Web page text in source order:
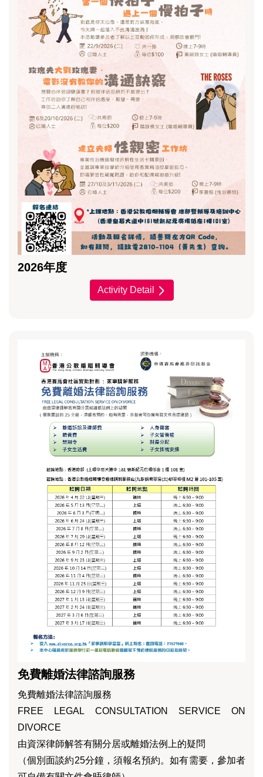
2026年度
Activity Detail
免費離婚法律諮詢服務
免費離婚法律諮詢服務
FREE LEGAL CONSULTATION SERVICE ON
DIVORCE
由資深律師解答有關分居或離婚法例上的疑問
（個別面談約25分鐘，須報名預約。如有需要，參加者